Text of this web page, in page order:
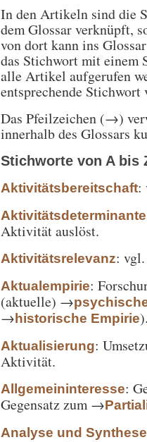
In den Artikeln sind die
dem Glossar verknüpft,
von dort kann ins
das Stichwort mit einem
alle Artikel aufgerufen
entsprechende Stichwort
Das Pfeilzeichen (→)
innerhalb des Glossars
Stichworte von A bis
Aktivitätsbereitschaft:
Aktivitätsdeterminante
Aktivität auslöst.
Aktivitätsrelevanz:
Aktualempirie:
(aktuelle) →
→historische Empirie
Aktualisierung:
Aktivität.
Allgemeininteresse:
Gegensatz zum →
Analyse und Synthese